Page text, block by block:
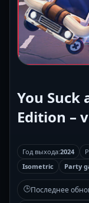
You Suck
Edition –
Год выхода:2024
Isometric
Party
🕒Последнее